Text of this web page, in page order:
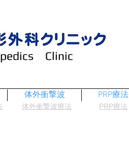
Clinic
体外衝撃波 PRP療法
​体外衝撃波療法 ​PRP療法